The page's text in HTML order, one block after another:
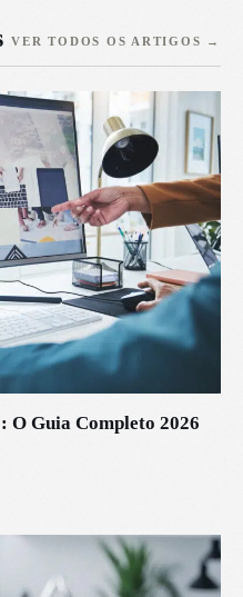
VER TODOS OS ARTIGOS →
O Guia Completo 2026